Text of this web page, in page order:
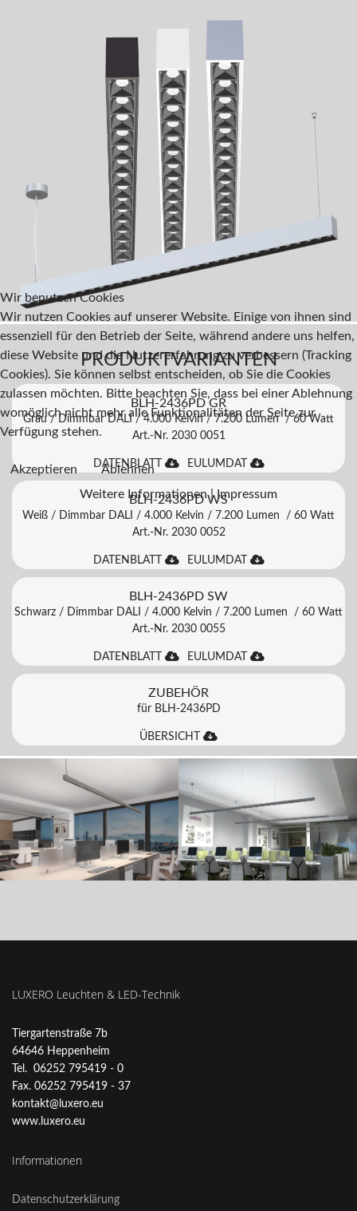
PRODUKTVARIANTEN
BLH-2436PD GR
Grau / Dimmbar DALI / 4.000 Kelvin / 7.200 Lumen / 60 Watt
Art.-Nr. 2030 0051
DATENBLATT EULUMDAT
BLH-2436PD WS
Weiß / Dimmbar DALI / 4.000 Kelvin / 7.200 Lumen / 60 Watt
Art.-Nr. 2030 0052
DATENBLATT EULUMDAT
BLH-2436PD SW
Schwarz / Dimmbar DALI / 4.000 Kelvin / 7.200 Lumen / 60 Watt
Art.-Nr. 2030 0055
DATENBLATT EULUMDAT
ZUBEHÖR
für BLH-2436PD
ÜBERSICHT
LUXERO Leuchten & LED-Technik
Tiergartenstraße 7b
64646 Heppenheim
Tel. 06252 795419 - 0
Fax. 06252 795419 - 37
kontakt@luxero.eu
www.luxero.eu
Informationen
Datenschutzerklärung
Wir benutzen Cookies
Wir nutzen Cookies auf unserer Website. Einige von ihnen sind
essenziell für den Betrieb der Seite, während andere uns helfen,
diese Website und die Nutzererfahrung zu verbessern (Tracking
Cookies). Sie können selbst entscheiden, ob Sie die Cookies
zulassen möchten. Bitte beachten Sie, dass bei einer Ablehnung
womöglich nicht mehr alle Funktionalitäten der Seite zur
Verfügung stehen.
Akzeptieren
Ablehnen
Weitere Informationen|Impressum